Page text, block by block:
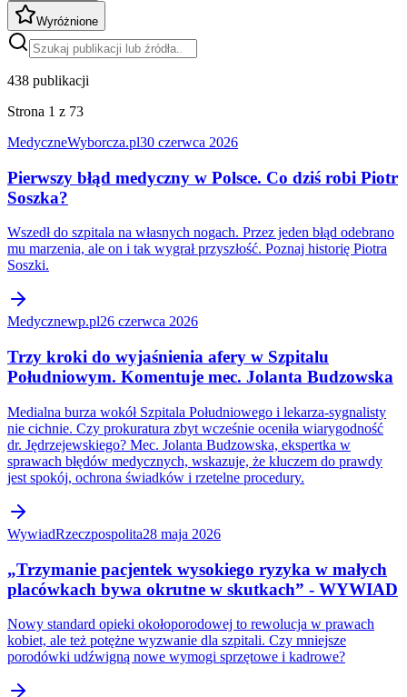
Wyróżnione
438 publikacji
Strona 1 z 73
MedyczneWyborcza.pl30 czerwca 2026
Pierwszy błąd medyczny w Polsce. Co dziś robi Piotr
Soszka?
Wszedł do szpitala na własnych nogach. Przez jeden błąd odebrano
mu marzenia, ale on i tak wygrał przyszłość. Poznaj historię Piotra
Soszki.
Medycznewp.pl26 czerwca 2026
Trzy kroki do wyjaśnienia afery w Szpitalu
Południowym. Komentuje mec. Jolanta Budzowska
Medialna burza wokół Szpitala Południowego i lekarza-sygnalisty
nie cichnie. Czy prokuratura zbyt wcześnie oceniła wiarygodność
dr. Jędrzejewskiego? Mec. Jolanta Budzowska, ekspertka w
sprawach błędów medycznych, wskazuje, że kluczem do prawdy
jest spokój, ochrona świadków i rzetelne procedury.
WywiadRzeczpospolita28 maja 2026
„Trzymanie pacjentek wysokiego ryzyka w małych
placówkach bywa okrutne w skutkach” - WYWIAD
Nowy standard opieki okołoporodowej to rewolucja w prawach
kobiet, ale też potężne wyzwanie dla szpitali. Czy mniejsze
porodówki udźwigną nowe wymogi sprzętowe i kadrowe?